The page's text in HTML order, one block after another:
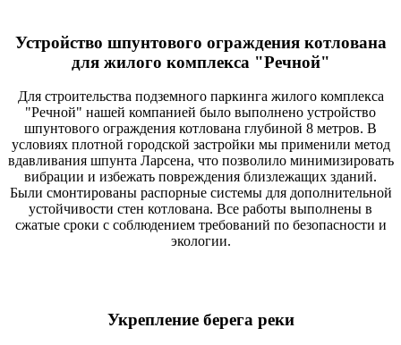
Устройство шпунтового ограждения котлована
для жилого комплекса "Речной"
Для строительства подземного паркинга жилого комплекса
"Речной" нашей компанией было выполнено устройство
шпунтового ограждения котлована глубиной 8 метров. В
условиях плотной городской застройки мы применили метод
вдавливания шпунта Ларсена, что позволило минимизировать
вибрации и избежать повреждения близлежащих зданий.
Были смонтированы распорные системы для дополнительной
устойчивости стен котлована. Все работы выполнены в
сжатые сроки с соблюдением требований по безопасности и
экологии.
Укрепление берега реки